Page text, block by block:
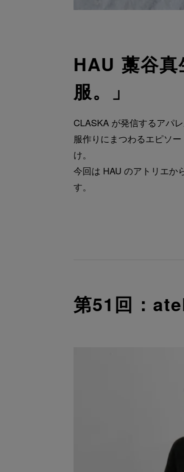
HAU 藁谷
服。」
CLASKA が発信するアパ
服作りにまつわるエピソ
け。
今回は HAU のアトリエか
す。
第51回：